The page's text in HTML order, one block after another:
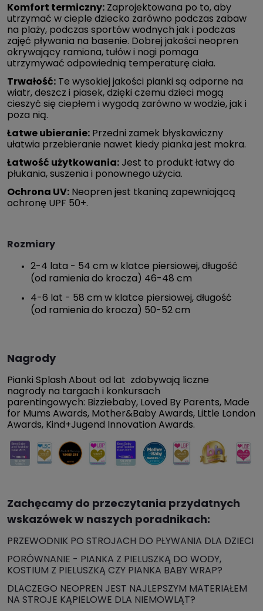
Komfort termiczny: Zaprojektowana po to, aby
utrzymać w cieple dziecko zarówno podczas zabaw
na plaży, podczas sportów wodnych jak i podczas
zajęć pływania na basenie. Dobrej jakości neopren
okrywający ramiona, tułów i nogi pomaga
utrzymywać odpowiednią temperaturę ciała.
Trwałość: Te wysokiej jakości pianki są odporne na
wiatr, deszcz i piasek, dzięki czemu dzieci mogą
cieszyć się ciepłem i wygodą zarówno w wodzie, jak i
poza nią.
Łatwe ubieranie: Przedni zamek błyskawiczny
ułatwia przebieranie nawet kiedy pianka jest mokra.
Łatwość użytkowania:Jest to produkt łatwy do
płukania, suszenia i ponownego użycia.
Ochrona UV: Neopren jest tkaniną zapewniającą
ochronę UPF 50+.
Rozmiary
2-4 lata - 54 cm w klatce piersiowej, długość
(od ramienia do krocza) 46-48 cm
4-6 lat - 58 cm w klatce piersiowej, długość
(od ramienia do krocza) 50-52 cm
Nagrody
Pianki Splash About od lat zdobywają liczne
nagrody na targach i konkursach
parentingowych: Bizziebaby, Loved By Parents, Made
for Mums Awards, Mother&Baby Awards, Little London
Awards, Kind+Jugend Innovation Awards.
Zachęcamy do przeczytania przydatnych
wskazówek w naszych poradnikach:
PRZEWODNIK PO STROJACH DO PŁYWANIA DLA DZIECI
PORÓWNANIE - PIANKA Z PIELUSZKĄ DO WODY,
KOSTIUM Z PIELUSZKĄ CZY PIANKA BABY WRAP?
DLACZEGO NEOPREN JEST NAJLEPSZYM MATERIAŁEM
NA STROJE KĄPIELOWE DLA NIEMOWLĄT?